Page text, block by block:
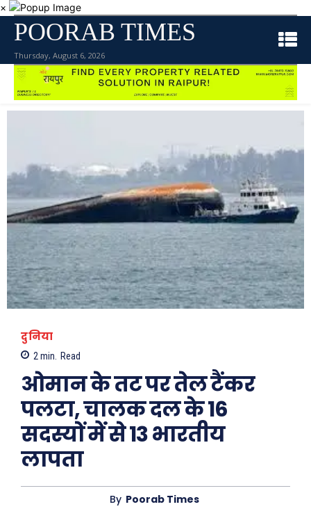
×
POORAB TIMES
Thursday, August 6, 2026
दुनिया
2min. Read
ओमान के तट पर तेल टैंकर
पलटा, चालक दल के 16
सदस्यों में से 13 भारतीय
लापता
By Poorab Times